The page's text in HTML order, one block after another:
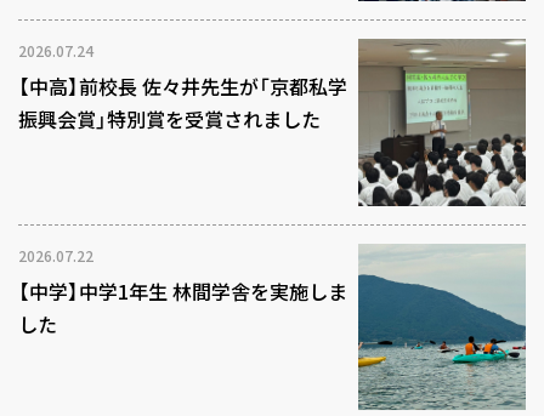
2026.07.24
【中高】前校長 佐々井先生が「京都私学
振興会賞」特別賞を受賞されました
2026.07.22
【中学】中学1年生 林間学舎を実施しま
した